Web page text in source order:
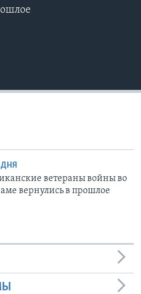
ветераны войны во
вернулись в прошлое